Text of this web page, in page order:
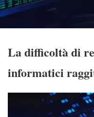
La difficoltà di
informatici